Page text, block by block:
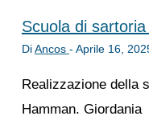
Scuola di
DiAncos - Aprile 16,
Realizzazione della
Hamman. Giordania